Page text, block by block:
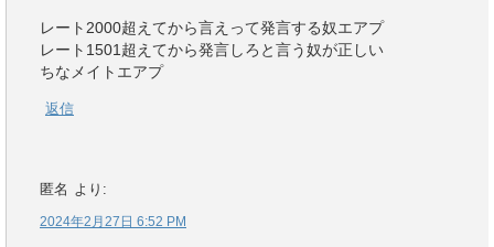
レート2000超えてから言えって発言する奴エアプ
レート1501超えてから発言しろと言う奴が正しい
ちなメイトエアプ
返信
匿名 より:
2024年2月27日 6:52 PM